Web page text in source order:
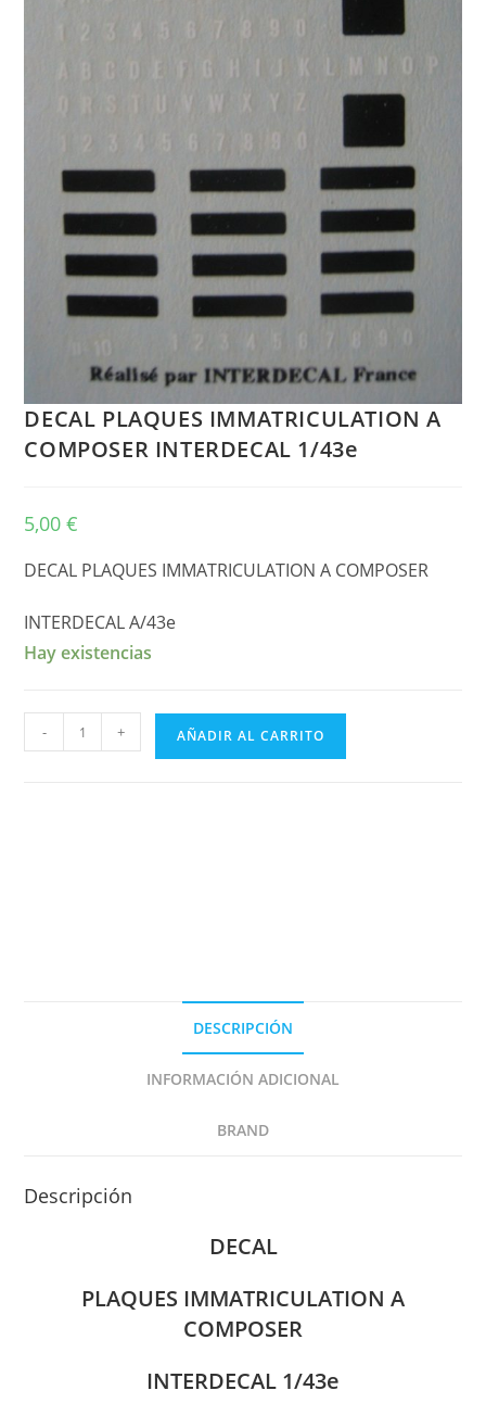
DECAL PLAQUES IMMATRICULATION A
COMPOSER INTERDECAL 1/43e
5,00€
DECAL PLAQUES IMMATRICULATION A COMPOSER
INTERDECAL A/43e
Hay existencias
PLAQUES
- + AÑADIR AL CARRITO
DESCRIPCIÓN
INFORMACIÓN ADICIONAL
BRAND
Descripción
DECAL
PLAQUES IMMATRICULATION A
COMPOSER
INTERDECAL 1/43e